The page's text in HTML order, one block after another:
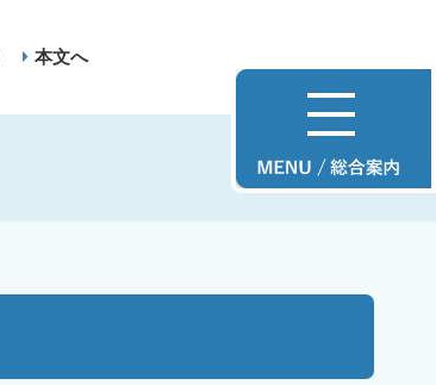
本文へ